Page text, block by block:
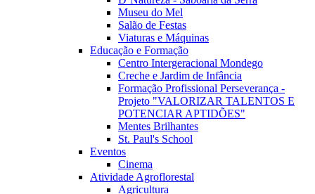
Museu do Mel
Salão de Festas
Viaturas e Máquinas
Educação e Formação
Centro Intergeracional Mondego
Creche e Jardim de Infância
Formação Profissional Perseverança -
Projeto "VALORIZAR TALENTOS E
POTENCIAR APTIDÕES"
Mentes Brilhantes
St. Paul's School
Eventos
Cinema
Atividade Agroflorestal
Agricultura